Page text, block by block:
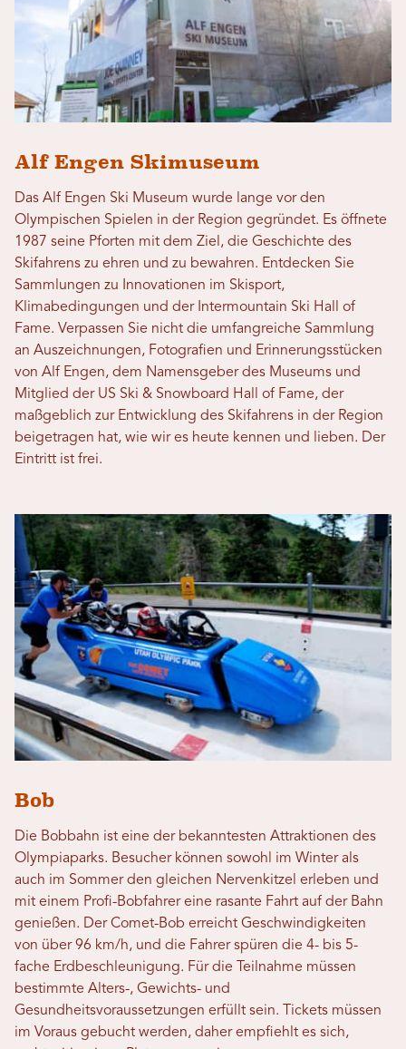
Alf Engen Skimuseum
Das Alf Engen Ski Museum wurde lange vor den
Olympischen Spielen in der Region gegründet. Es öffnete
1987 seine Pforten mit dem Ziel, die Geschichte des
Skifahrens zu ehren und zu bewahren. Entdecken Sie
Sammlungen zu Innovationen im Skisport,
Klimabedingungen und der Intermountain Ski Hall of
Fame. Verpassen Sie nicht die umfangreiche Sammlung
an Auszeichnungen, Fotografien und Erinnerungsstücken
von Alf Engen, dem Namensgeber des Museums und
Mitglied der US Ski & Snowboard Hall of Fame, der
maßgeblich zur Entwicklung des Skifahrens in der Region
beigetragen hat, wie wir es heute kennen und lieben. Der
Eintritt ist frei.
Bob
Die Bobbahn ist eine der bekanntesten Attraktionen des
Olympiaparks. Besucher können sowohl im Winter als
auch im Sommer den gleichen Nervenkitzel erleben und
mit einem Profi-Bobfahrer eine rasante Fahrt auf der Bahn
genießen. Der Comet-Bob erreicht Geschwindigkeiten
von über 96 km/h, und die Fahrer spüren die 4- bis 5-
fache Erdbeschleunigung. Für die Teilnahme müssen
bestimmte Alters-, Gewichts- und
Gesundheitsvoraussetzungen erfüllt sein. Tickets müssen
im Voraus gebucht werden, daher empfiehlt es sich,